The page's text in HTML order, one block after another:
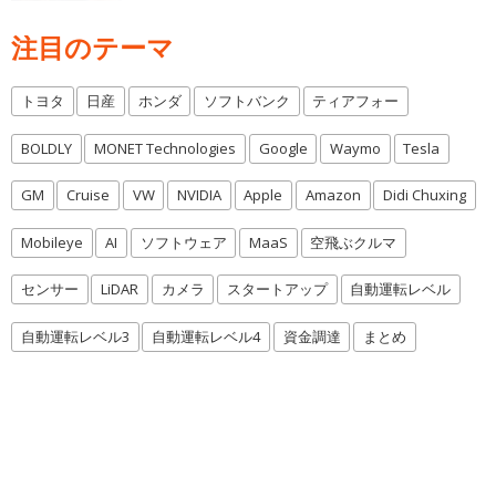
注目のテーマ
トヨタ 日産 ホンダ ソフトバンク ティアフォー
BOLDLY MONET Technologies Google Waymo Tesla
GM Cruise VW NVIDIA Apple Amazon Didi Chuxing
Mobileye AI ソフトウェア MaaS 空飛ぶクルマ
センサー LiDAR カメラ スタートアップ 自動運転レベル
自動運転レベル3 自動運転レベル4 資金調達 まとめ